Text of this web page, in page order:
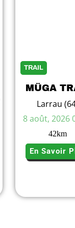
TRAIL
MÜGA
Larrau
8 août, 2026
42km
En Savoir